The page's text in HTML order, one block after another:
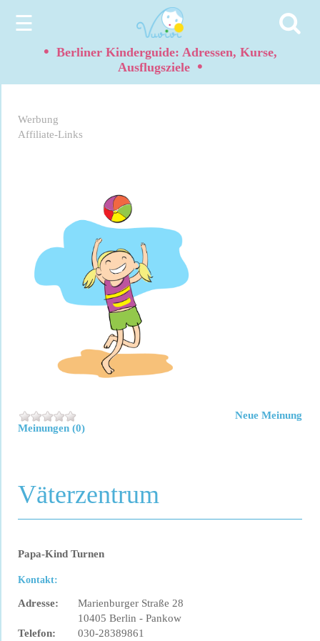
☰
• Berliner Kinderguide: Adressen, Kurse,
Ausflugsziele •
Werbung
Affiliate-Links
Meinungen (0)
Neue Meinung
Väterzentrum
Papa-Kind Turnen
Kontakt:
Adresse:
Marienburger Straße 28
10405 Berlin - Pankow
Telefon:
030-28389861